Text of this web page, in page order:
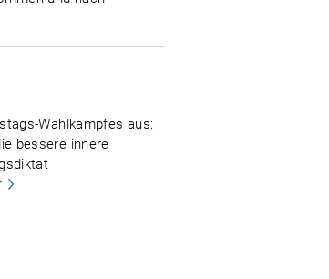
Wahlkampfes aus:
bessere innere